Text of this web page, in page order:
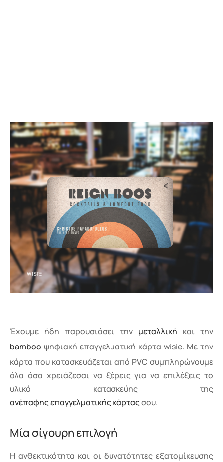
Έχουμε ήδη παρουσιάσει την μεταλλική και την
bamboo ψηφιακή επαγγελματική κάρτα wisie. Με την
κάρτα που κατασκευάζεται από PVC συμπληρώνουμε
όλα όσα χρειάζεσαι να ξέρεις για να επιλέξεις το
υλικό κατασκεύης της
ανέπαφης επαγγελματικής κάρταςσου.
Μία σίγουρη επιλογή
Η ανθεκτικότητα και οι δυνατότητες εξατομίκευσης